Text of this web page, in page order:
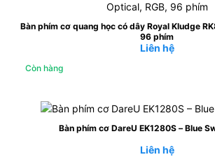
Bàn phím cơ quang học có dây Royal Kludge
96 phím
Liên hệ
Còn hàng
Bàn phím cơ DareU EK1280S – Blue
Liên hệ